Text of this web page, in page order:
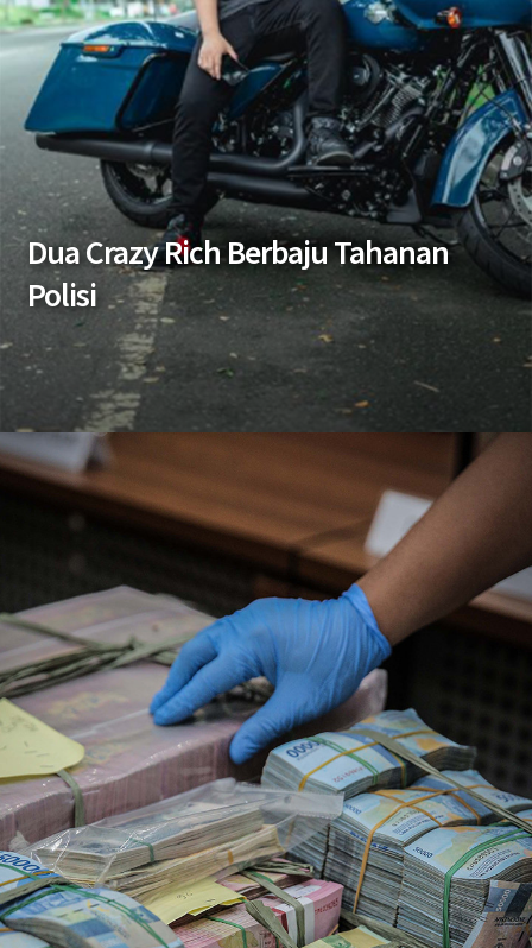
Dua Crazy Rich Berbaju Tahanan
Polisi